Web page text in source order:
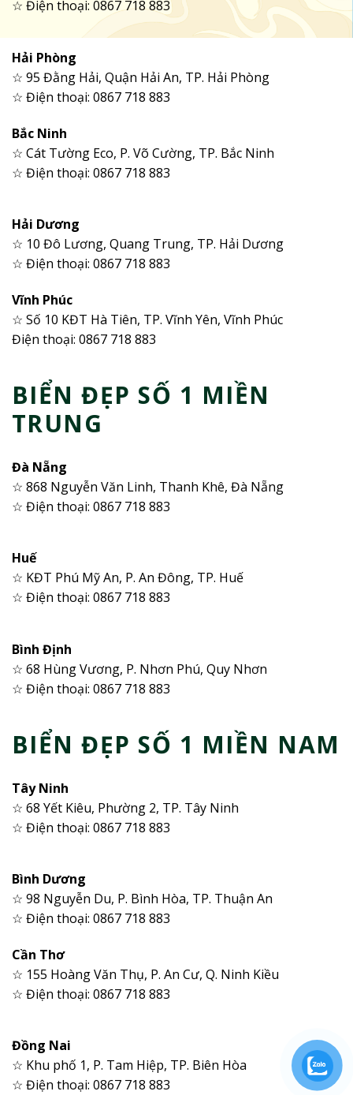
☆ Điện thoại: 0867 718 883
Hải Phòng
☆ 95 Đằng Hải, Quận Hải An, TP. Hải Phòng
☆ Điện thoại: 0867 718 883
Bắc Ninh
☆ Cát Tường Eco, P. Võ Cường, TP. Bắc Ninh
☆ Điện thoại: 0867 718 883
Hải Dương
☆ 10 Đô Lương, Quang Trung, TP. Hải Dương
☆ Điện thoại: 0867 718 883
Vĩnh Phúc
☆ Số 10 KĐT Hà Tiên, TP. Vĩnh Yên, Vĩnh Phúc
Điện thoại: 0867 718 883
BIỂN ĐẸP SỐ 1 MIỀN
TRUNG
Đà Nẵng
☆ 868 Nguyễn Văn Linh, Thanh Khê, Đà Nẵng
☆ Điện thoại: 0867 718 883
Huế
☆ KĐT Phú Mỹ An, P. An Đông, TP. Huế
☆ Điện thoại: 0867 718 883
Bình Định
☆ 68 Hùng Vương, P. Nhơn Phú, Quy Nhơn
☆ Điện thoại: 0867 718 883
BIỂN ĐẸP SỐ 1 MIỀN NAM
Tây Ninh
☆ 68 Yết Kiêu, Phường 2, TP. Tây Ninh
☆ Điện thoại: 0867 718 883
Bình Dương
☆ 98 Nguyễn Du, P. Bình Hòa, TP. Thuận An
☆ Điện thoại: 0867 718 883
Cần Thơ
☆ 155 Hoàng Văn Thụ, P. An Cư, Q. Ninh Kiều
☆ Điện thoại: 0867 718 883
Đồng Nai
☆ Khu phố 1, P. Tam Hiệp, TP. Biên Hòa
☆ Điện thoại: 0867 718 883